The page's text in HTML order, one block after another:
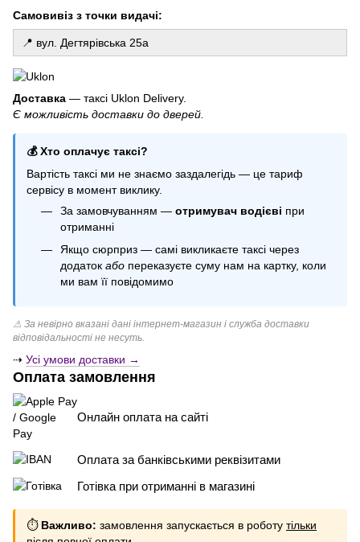
Купити дощик для фотозони
Товари для свят
Свічка з таємним написом
Гірлянди з паперу
Гелеві кульки для дівчинки
Повітряні кульки щенячий патруль
Купити свічки ручної роботи
Гелеві кульки оболонь
Майнкрафт кульки
Самовивіз з точки видачі:
📍 вул. Дегтярівська 25а
Доставка — таксі Uklon Delivery.
Є можливість доставки до дверей.
💰 Хто оплачує таксі?
Вартість таксі ми не знаємо заздалегідь — це тариф
сервісу в момент виклику.
За замовчуванням — отримувач водієві при
отриманні
Якщо сюрприз — самі викликаєте таксі через
додаток або переказуєте суму нам на картку, коли
ми вам її повідомимо
⚠ За невірно вказані дані інтернет-магазин і служба доставки
відповідальності не несуть.
⇢ Усі умови доставки →
Оплата замовлення
Онлайн оплата на сайті
Оплата за банківськими реквізитами
Готівка при отриманні в магазині
⏱ Важливо: замовлення запускається в роботу тільки